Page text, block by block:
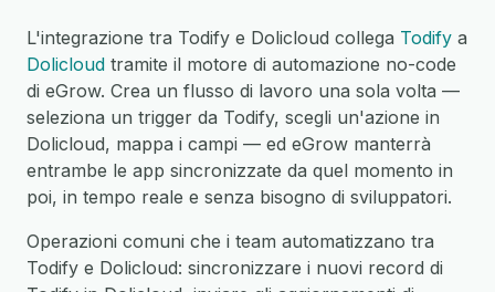
L'integrazione tra Todify e Dolicloud collega Todify a
Dolicloud tramite il motore di automazione no-code
di eGrow. Crea un flusso di lavoro una sola volta —
seleziona un trigger da Todify, scegli un'azione in
Dolicloud, mappa i campi — ed eGrow manterrà
entrambe le app sincronizzate da quel momento in
poi, in tempo reale e senza bisogno di sviluppatori.
Operazioni comuni che i team automatizzano tra
Todify e Dolicloud: sincronizzare i nuovi record di